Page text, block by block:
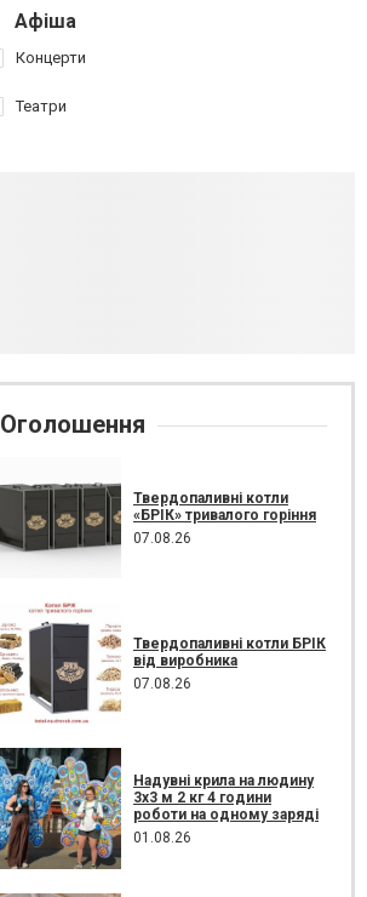
Афіша
Концерти
Театри
Оголошення
Твердопаливні котли
«БРІК» тривалого горіння
07.08.26
Твердопаливні котли БРІК
від виробника
07.08.26
Надувні крила на людину
3х3 м 2 кг 4 години
роботи на одному заряді
01.08.26